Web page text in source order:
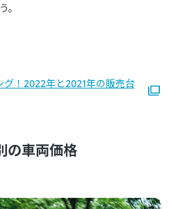
。
グ！2022年と2021年の販売台
の車両価格